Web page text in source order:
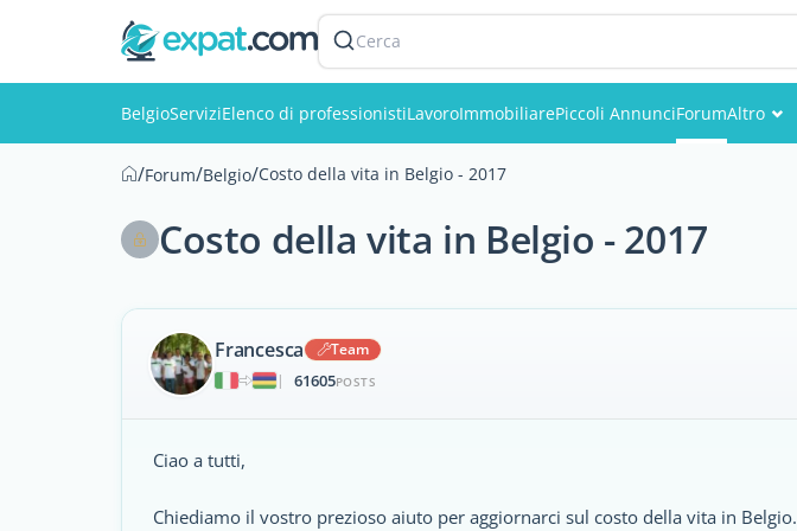
Cerca
BelgioServiziElenco di professionistiLavoroImmobiliarePiccoli AnnunciForumAltro
/Forum/Belgio/Costo della vita in Belgio - 2017
Costo della vita in Belgio - 2017
Francesca
Team
|
61605POSTS
Ciao a tutti,
Chiediamo il vostro prezioso aiuto per aggiornarci sul costo della vita in Belgio.